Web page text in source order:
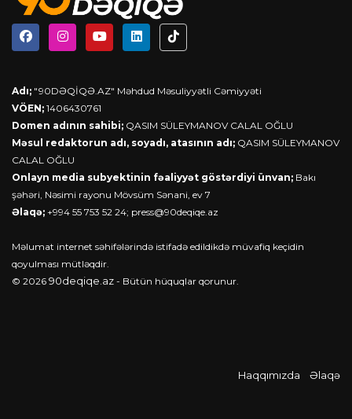
Adı; "90DƏQİQƏ.AZ" Məhdud Məsuliyyətli Cəmiyyəti
VÖEN; 1406430761
Domen adının sahibi; QASIM SÜLEYMANOV CALAL OĞLU
Məsul redaktorun adı, soyadı, atasının adı; QASIM SÜLEYMANOV
CALAL OĞLU
Onlayn media subyektinin fəaliyyət göstərdiyi ünvan; Bakı
şəhəri, Nəsimi rayonu Mövsüm Sənani, ev 7
Əlaqə; +994 55 753 52 24; press@90deqiqe.az
Məlumat internet səhifələrində istifadə edildikdə müvafiq keçidin
qoyulması mütləqdir.
© 2026 90deqiqe.az - Bütün hüquqlar qorunur.
Haqqımızda Əlaqə